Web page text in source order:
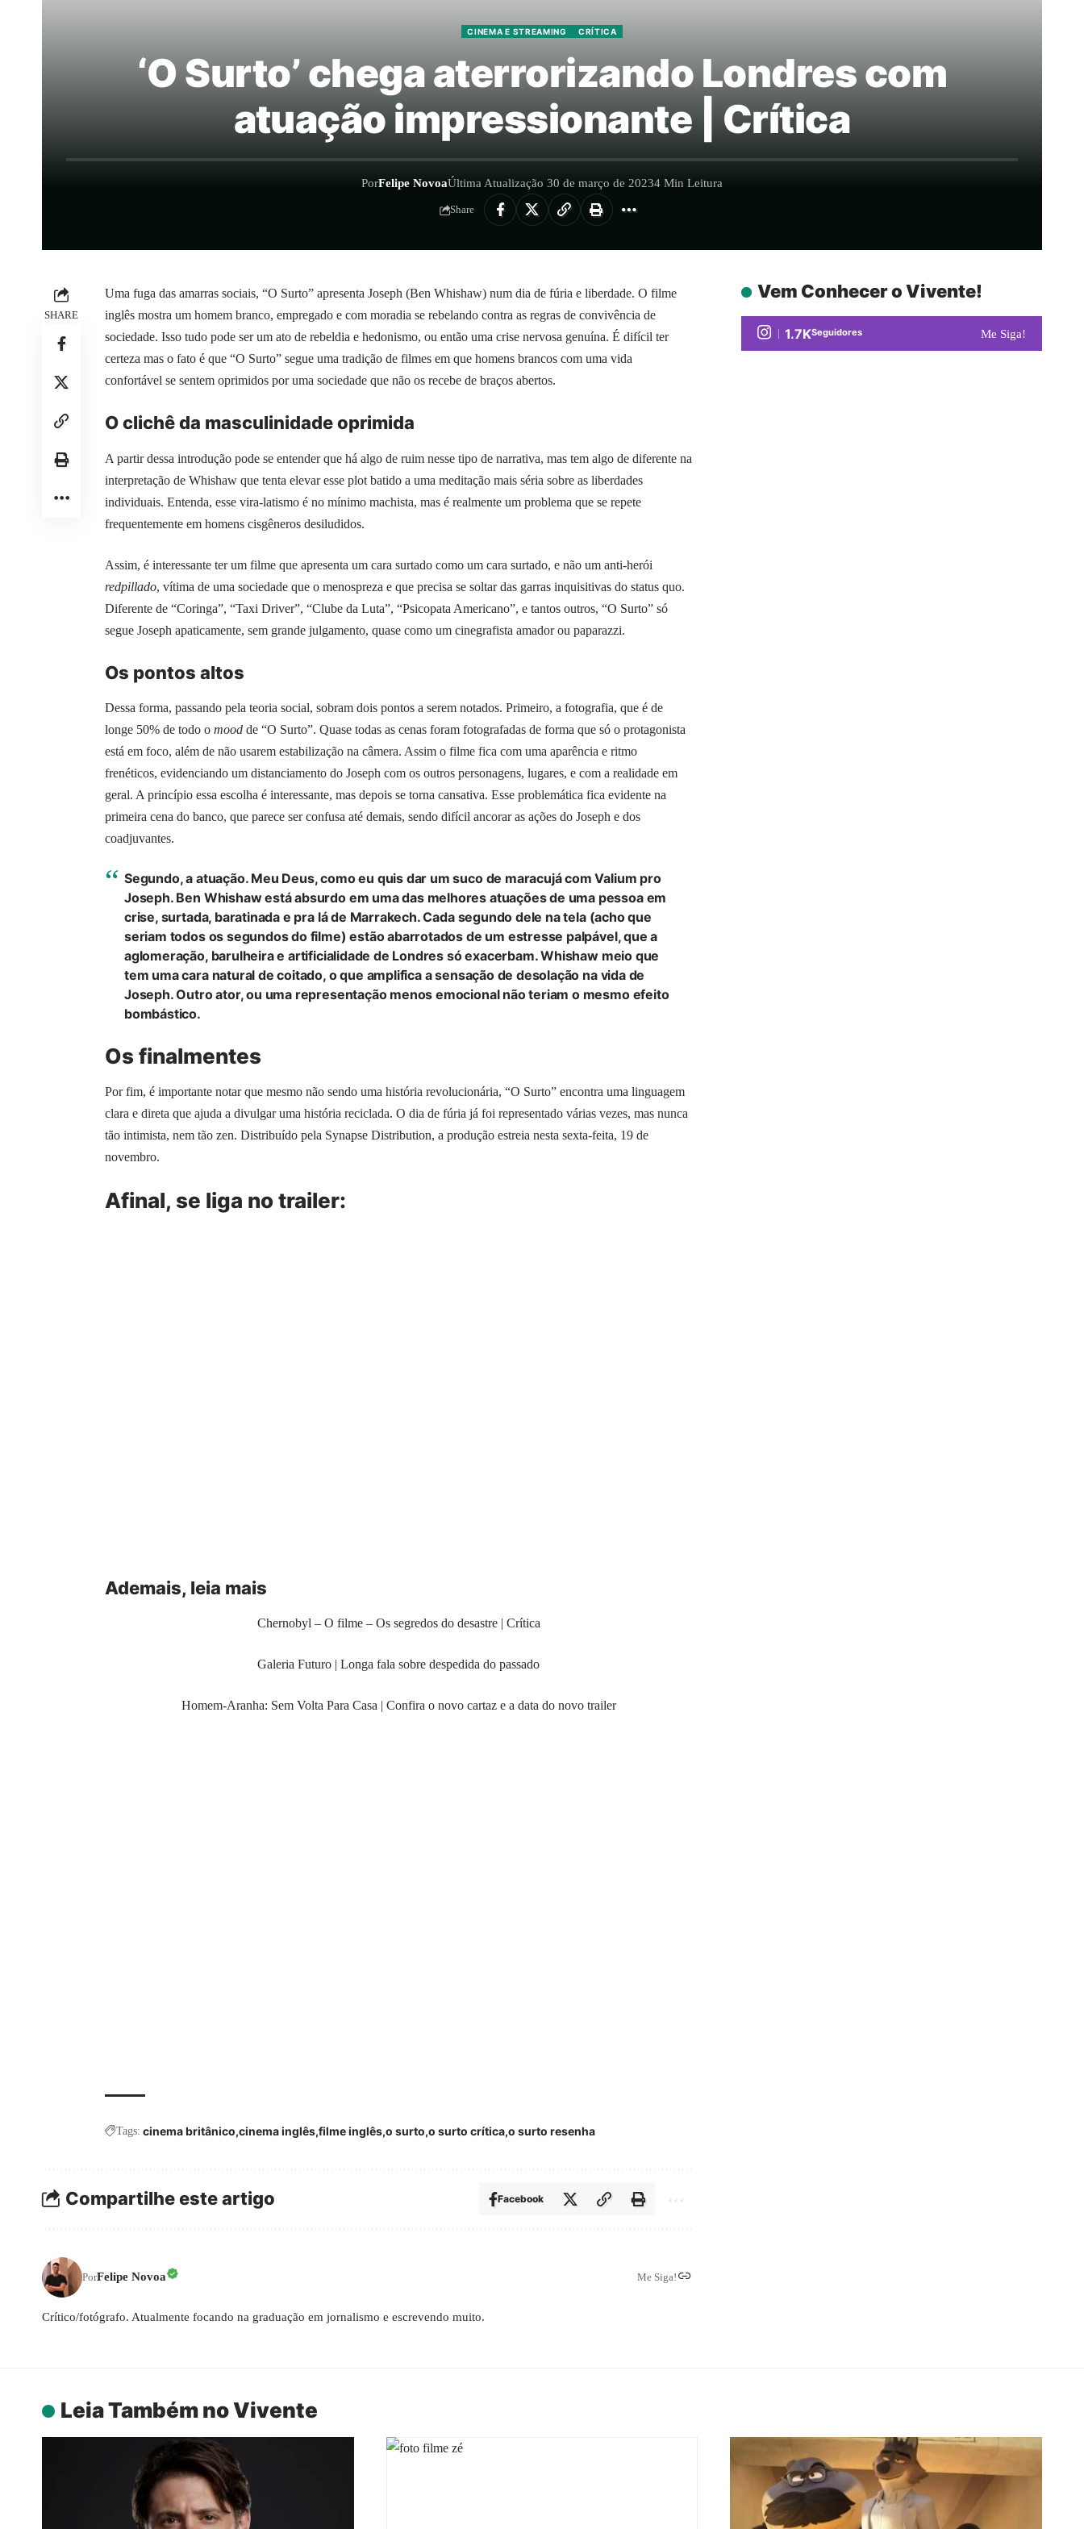
CINEMA E STREAMING CRÍTICA
‘O Surto’ chega aterrorizando Londres com
atuação impressionante | Crítica
PorFelipe NovoaÚltima Atualização 30 de março de 20234 Min Leitura
Share
SHARE
Uma fuga das amarras sociais, “O Surto” apresenta Joseph (Ben Whishaw) num dia de fúria e liberdade. O filme
inglês mostra um homem branco, empregado e com moradia se rebelando contra as regras de convivência de
sociedade. Isso tudo pode ser um ato de rebeldia e hedonismo, ou então uma crise nervosa genuína. É difícil ter
certeza mas o fato é que “O Surto” segue uma tradição de filmes em que homens brancos com uma vida
confortável se sentem oprimidos por uma sociedade que não os recebe de braços abertos.
O clichê da masculinidade oprimida
A partir dessa introdução pode se entender que há algo de ruim nesse tipo de narrativa, mas tem algo de diferente na
interpretação de Whishaw que tenta elevar esse plot batido a uma meditação mais séria sobre as liberdades
individuais. Entenda, esse vira-latismo é no mínimo machista, mas é realmente um problema que se repete
frequentemente em homens cisgêneros desiludidos.
Assim, é interessante ter um filme que apresenta um cara surtado como um cara surtado, e não um anti-herói
redpillado, vítima de uma sociedade que o menospreza e que precisa se soltar das garras inquisitivas do status quo.
Diferente de “Coringa”, “Taxi Driver”, “Clube da Luta”, “Psicopata Americano”, e tantos outros, “O Surto” só
segue Joseph apaticamente, sem grande julgamento, quase como um cinegrafista amador ou paparazzi.
Os pontos altos
Dessa forma, passando pela teoria social, sobram dois pontos a serem notados. Primeiro, a fotografia, que é de
longe 50% de todo o mood de “O Surto”. Quase todas as cenas foram fotografadas de forma que só o protagonista
está em foco, além de não usarem estabilização na câmera. Assim o filme fica com uma aparência e ritmo
frenéticos, evidenciando um distanciamento do Joseph com os outros personagens, lugares, e com a realidade em
geral. A princípio essa escolha é interessante, mas depois se torna cansativa. Esse problemática fica evidente na
primeira cena do banco, que parece ser confusa até demais, sendo difícil ancorar as ações do Joseph e dos
coadjuvantes.
Segundo, a atuação. Meu Deus, como eu quis dar um suco de maracujá com Valium pro
Joseph. Ben Whishaw está absurdo em uma das melhores atuações de uma pessoa em
crise, surtada, baratinada e pra lá de Marrakech. Cada segundo dele na tela (acho que
seriam todos os segundos do filme) estão abarrotados de um estresse palpável, que a
aglomeração, barulheira e artificialidade de Londres só exacerbam. Whishaw meio que
tem uma cara natural de coitado, o que amplifica a sensação de desolação na vida de
Joseph. Outro ator, ou uma representação menos emocional não teriam o mesmo efeito
bombástico.
Os finalmentes
Por fim, é importante notar que mesmo não sendo uma história revolucionária, “O Surto” encontra uma linguagem
clara e direta que ajuda a divulgar uma história reciclada. O dia de fúria já foi representado várias vezes, mas nunca
tão intimista, nem tão zen. Distribuído pela Synapse Distribution, a produção estreia nesta sexta-feita, 19 de
novembro.
Afinal, se liga no trailer:
Ademais, leia mais
Chernobyl – O filme – Os segredos do desastre | Crítica
Galeria Futuro | Longa fala sobre despedida do passado
Homem-Aranha: Sem Volta Para Casa | Confira o novo cartaz e a data do novo trailer
Tags: cinema britânico cinema inglês filme inglês o surto o surto crítica o surto resenha
Compartilhe este artigo Facebook
PorFelipe Novoa Me Siga!
Crítico/fotógrafo. Atualmente focando na graduação em jornalismo e escrevendo muito.
Vem Conhecer o Vivente!
1.7KSeguidores Me Siga!
Leia Também no Vivente